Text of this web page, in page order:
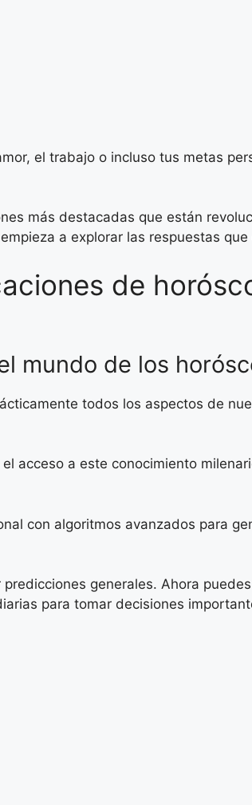
el trabajo o incluso tus metas
más destacadas que están
a explorar las respuestas
de
mundo de los
todos los aspectos de
acceso a este conocimiento
con algoritmos avanzados para
generales. Ahora
para tomar decisiones